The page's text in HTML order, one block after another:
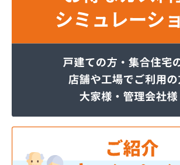
カネテン商店
サーラプラザ蒲郡
サンダイ燃料店
ジェイエイ・トービス株式会社 名
ダイイチガスコム株式会社 尾張営業
チリウヒーターサービス